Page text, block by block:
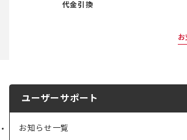
代金引換
ユーザーサポート
お知らせ一覧